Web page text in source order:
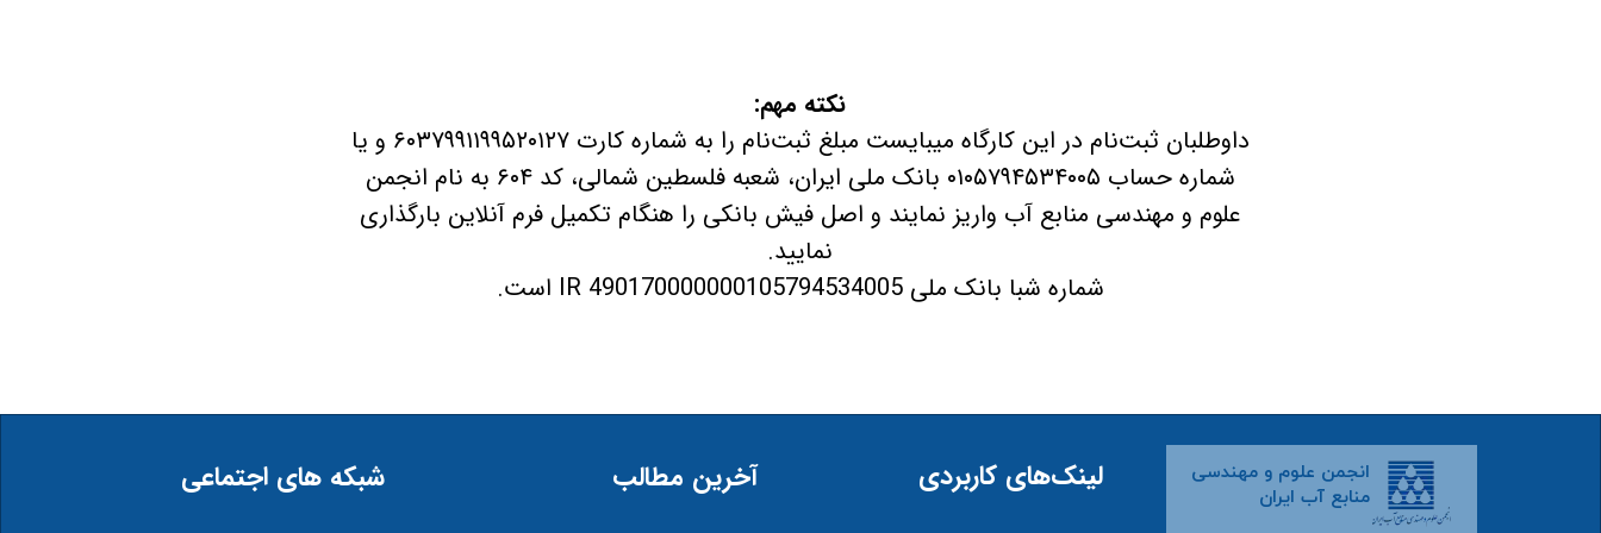
نکته مهم:
داوطلبان ثبت‌نام در این کارگاه مي­بايست مبلغ ثبت‌نام را به شماره کارت ۶۰۳۷۹۹۱۱۹۹۵۲۰۱۲۷ و یا
شماره حساب ۰۱۰۵۷۹۴۵۳۴۰۰۵ بانک ملی ایران، شعبه فلسطین شمالی، کد ۶۰۴ به نام انجمن
علوم و مهندسی منابع آب واريز نمايند و اصل فيش بانكی را هنگام تکمیل فرم آنلاین بارگذاری
نمایید.
​​​​​​​شماره شبا بانک ملی 490170000000105794534005 IR است.​​​​​​​
انجمن علوم و مهندسی
منابع آب ایران
لینک‌های کاربردی آخرین مطالب شبکه های اجتماعی